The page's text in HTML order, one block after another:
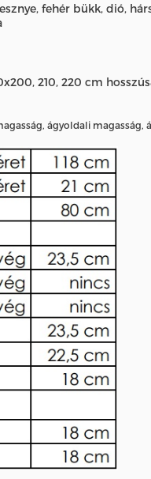
fehér bükk, dió,
210, 220 cm
ágyoldali